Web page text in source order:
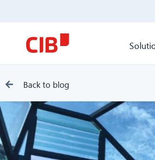
Back to blog